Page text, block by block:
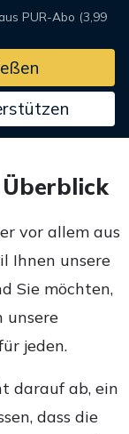
PUR-Abo (3,99
vor allem aus
Ihnen unsere
Sie möchten,
unsere
jeden.
darauf ab, ein
dass die